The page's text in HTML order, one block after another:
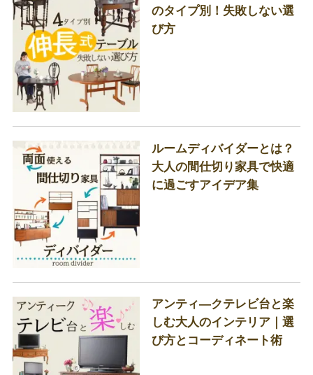
のタイプ別！失敗しない選
び方
ルームディバイダーとは？
大人の間仕切り家具で快適
に過ごすアイデア集
アンティ―クテレビ台と楽
しむ大人のインテリア｜選
び方とコーディネート術